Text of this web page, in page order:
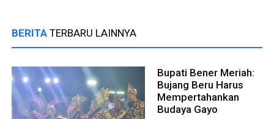
BERITA TERBARU LAINNYA
Bupati Bener Meriah:
Bujang Beru Harus
Mempertahankan
Budaya Gayo